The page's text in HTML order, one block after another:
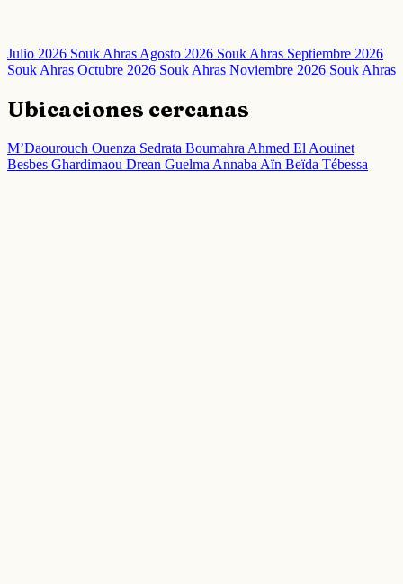
Julio 2026 Souk AhrasAgosto 2026 Souk Ahras Septiembre 2026
Souk Ahras Octubre 2026 Souk Ahras Noviembre 2026 Souk Ahras
Ubicaciones cercanas
M’Daourouch Ouenza Sedrata Boumahra Ahmed El Aouinet
Besbes Ghardimaou Drean Guelma Annaba Aïn Beïda Tébessa